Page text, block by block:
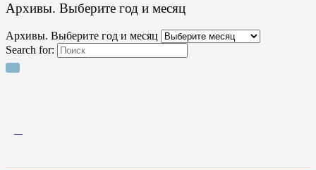
Архивы. Выберите год и месяц
Архивы. Выберите год и месяц
Search for: